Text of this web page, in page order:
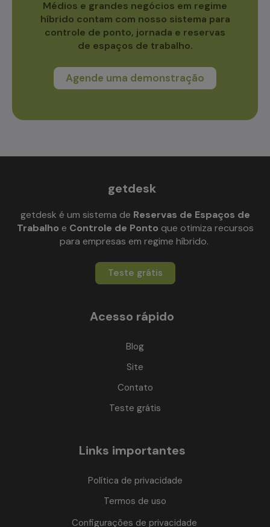
Médios e grandes negócios em regime
híbrido contam com nosso sistema para
controle de ponto, jornada e reservas
de espaços de trabalho.
Agende uma demonstração
getdesk
getdesk é um sistema de Reservas de Espaços de
Trabalho e Controle de Ponto que otimiza recursos
para empresas em regime híbrido.
Teste grátis
Acesso rápido
Blog
Site
Contato
Teste grátis
Links importantes
Política de privacidade
Termos de uso
Configurações de privacidade